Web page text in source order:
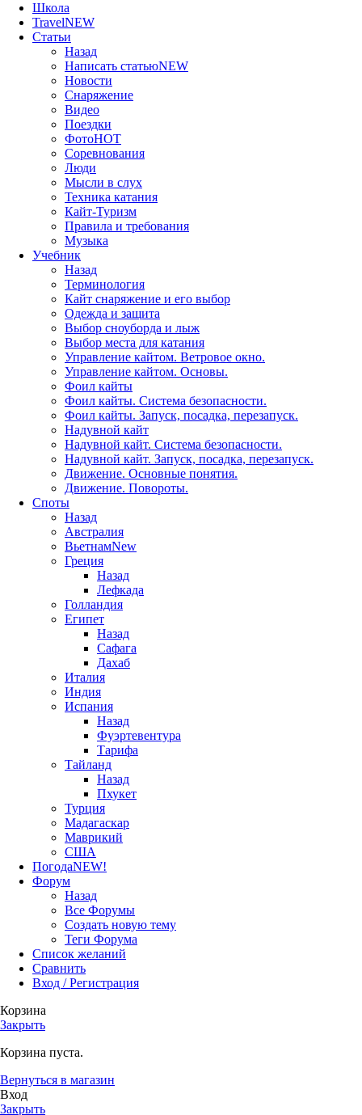
Школа
TravelNEW
Статьи
Назад
Написать статьюNEW
Новости
Снаряжение
Видео
Поездки
ФотоHOT
Соревнования
Люди
Мысли в слух
Техника катания
Кайт-Туризм
Правила и требования
Музыка
Учебник
Назад
Терминология
Кайт снаряжение и его выбор
Одежда и защита
Выбор сноуборда и лыж
Выбор места для катания
Управление кайтом. Ветровое окно.
Управление кайтом. Основы.
Фоил кайты
Фоил кайты. Система безопасности.
Фоил кайты. Запуск, посадка, перезапуск.
Надувной кайт
Надувной кайт. Система безопасности.
Надувной кайт. Запуск, посадка, перезапуск.
Движение. Основные понятия.
Движение. Повороты.
Споты
Назад
Австралия
ВьетнамNew
Греция
Назад
Лефкада
Голландия
Египет
Назад
Сафага
Дахаб
Италия
Индия
Испания
Назад
Фуэртевентура
Тарифа
Тайланд
Назад
Пхукет
Турция
Мадагаскар
Маврикий
США
ПогодаNEW!
Форум
Назад
Все Форумы
Создать новую тему
Теги Форума
Список желаний
Сравнить
Вход / Регистрация
Корзина
Закрыть
Корзина пуста.
Вернуться в магазин
Вход
Закрыть